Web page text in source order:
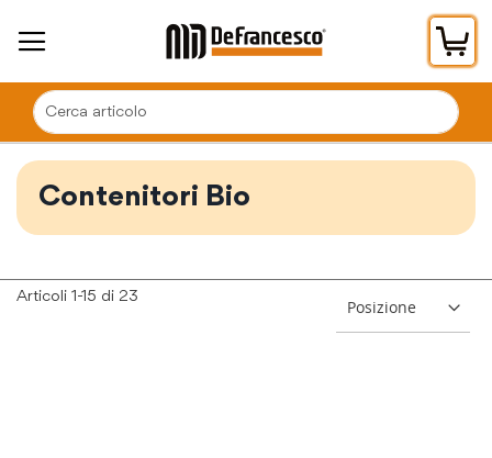
Contenitori Bio
Articoli 1-15 di 23